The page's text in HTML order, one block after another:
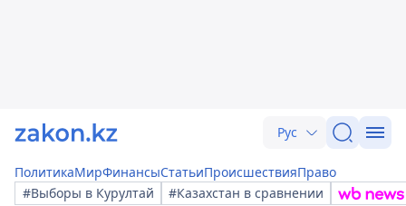
Рус
ПолитикаМирФинансыСтатьиПроисшествияПраво
#Выборы в Курултай
#Казахстан в сравнении